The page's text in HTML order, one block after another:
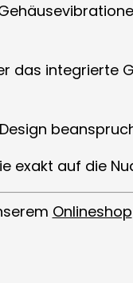
das
exakt auf die
Onlineshop